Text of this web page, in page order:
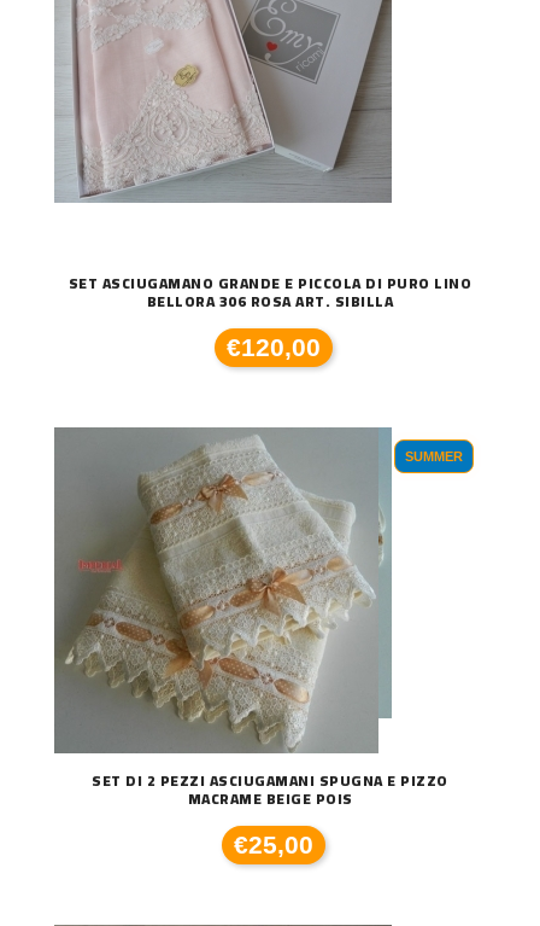
SET ASCIUGAMANO GRANDE E PICCOLA DI PURO LINO
BELLORA 306 ROSA ART. SIBILLA
€120,00
SUMMER
SET DI 2 PEZZI ASCIUGAMANI SPUGNA E PIZZO
MACRAME BEIGE POIS
€25,00